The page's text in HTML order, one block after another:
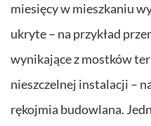
miesięcy w mieszkaniu
ukryte – na przykład
wynikające z mostków
nieszczelnej instalacji –
rękojmia budowlana.